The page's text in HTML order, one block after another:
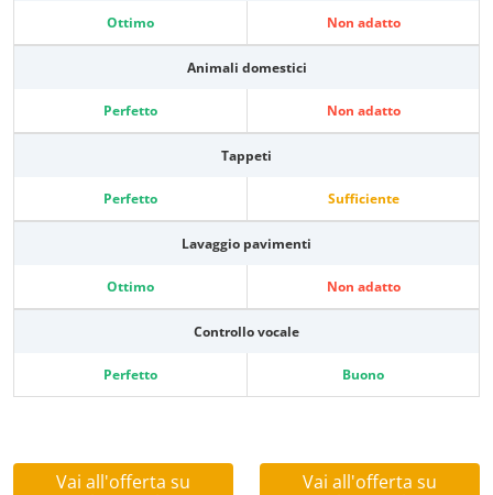
Ottimo Non adatto
Animali domestici
Perfetto Non adatto
Tappeti
Perfetto Sufficiente
Lavaggio pavimenti
Ottimo Non adatto
Controllo vocale
Perfetto Buono
Vai all'offerta su
Vai all'offerta su